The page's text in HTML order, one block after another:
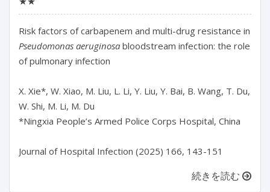
Pseudomonas aeruginosa bloodstream infection: the role
of pulmonary infection
X. Xie*, W. Xiao, M. Liu, L. Li, Y. Liu, Y. Bai, B. Wang, T. Du,
W. Shi, M. Li, M. Du
*Ningxia People’s Armed Police Corps Hospital, China
Journal of Hospital Infection (2025) 166, 143-151
続きを読む